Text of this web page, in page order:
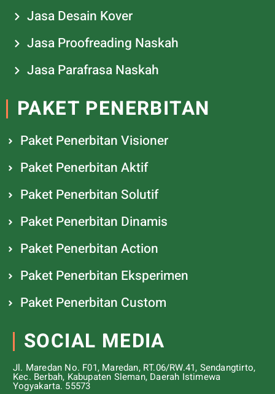
Jasa Desain Kover
Jasa Proofreading Naskah
Jasa Parafrasa Naskah
PAKET PENERBITAN
Paket Penerbitan Visioner
Paket Penerbitan Aktif
Paket Penerbitan Solutif
Paket Penerbitan Dinamis
Paket Penerbitan Action
Paket Penerbitan Eksperimen
Paket Penerbitan Custom
SOCIAL MEDIA
Jl. Maredan No. F01, Maredan, RT.06/RW.41, Sendangtirto,
Kec. Berbah, Kabupaten Sleman, Daerah Istimewa
Yogyakarta. 55573